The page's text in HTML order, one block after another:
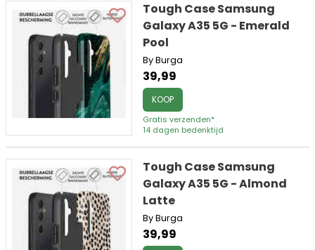
Tough Case Samsung
Galaxy A35 5G - Emerald
Pool
By Burga
39,99
KOOP
Gratis verzenden*
14 dagen bedenktijd
Tough Case Samsung
Galaxy A35 5G - Almond
Latte
By Burga
39,99